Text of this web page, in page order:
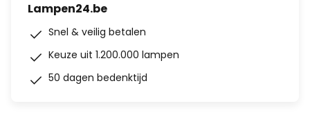
Lampen24.be
Snel & veilig betalen
Keuze uit 1.200.000 lampen
50 dagen bedenktijd